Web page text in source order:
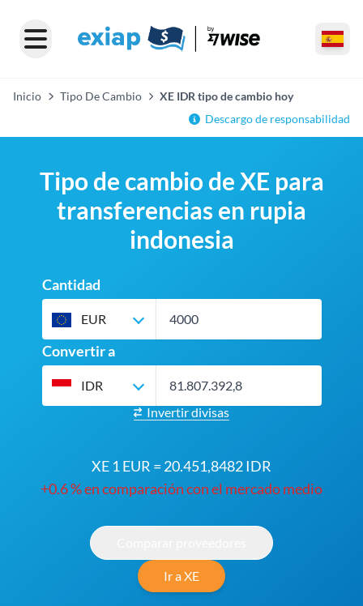
Inicio Tipo De Cambio
XE IDR tipo de cambio hoy
Descargo de responsabilidad
Tipo de cambio de XE para
transferencias en rupia
indonesia
Cantidad
EUR
Convertir a
IDR
Invertir divisas
XE 1 EUR = 20.451,8482 IDR
+0.6 % en comparación con el mercado medio
Ir a XE